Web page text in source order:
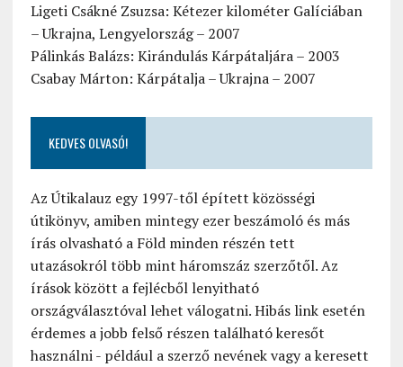
Ligeti Csákné Zsuzsa: Kétezer kilométer Galíciában
– Ukrajna, Lengyelország – 2007
Pálinkás Balázs: Kirándulás Kárpátaljára – 2003
Csabay Márton: Kárpátalja – Ukrajna – 2007
KEDVES OLVASÓ!
Az Útikalauz egy 1997-től épített közösségi
útikönyv, amiben mintegy ezer beszámoló és más
írás olvasható a Föld minden részén tett
utazásokról több mint háromszáz szerzőtől. Az
írások között a fejlécből lenyitható
országválasztóval lehet válogatni. Hibás link esetén
érdemes a jobb felső részen található keresőt
használni - például a szerző nevének vagy a keresett